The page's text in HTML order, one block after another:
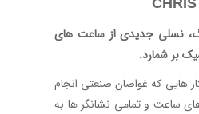
، نسلی جدیدی ازساعت های
بر شمارد.
هایی که غواصان صنعتی انجام
ساعت و تمامی نشانگر ها به